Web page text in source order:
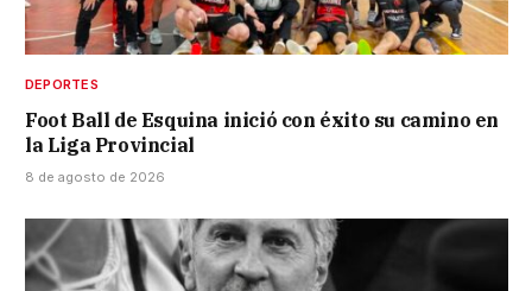
DEPORTES
Foot Ball de Esquina inició con éxito su camino en
la Liga Provincial
8 de agosto de 2026